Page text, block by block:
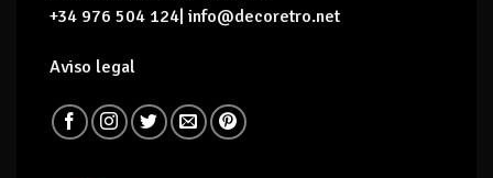
+34 976 504 124| info@decoretro.net
Aviso legal